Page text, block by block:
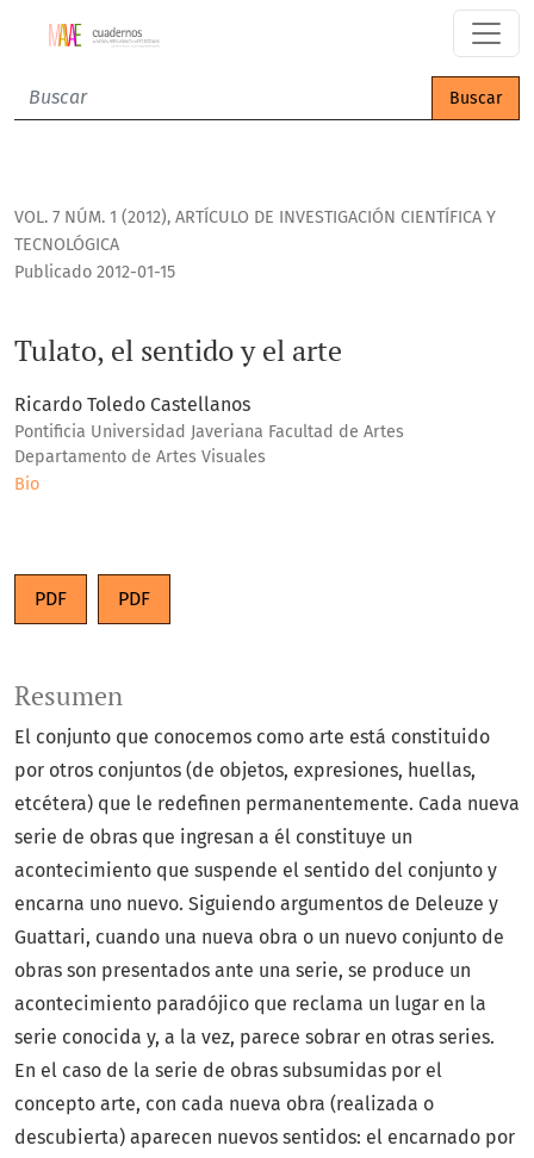
Buscar
VOL. 7 NÚM. 1 (2012), ARTÍCULO DE INVESTIGACIÓN CIENTÍFICA Y
TECNOLÓGICA
Tulato, el sentido y el arte
Publicado 2012-01-15
Ricardo Toledo Castellanos
Pontificia Universidad Javeriana Facultad de Artes
Departamento de Artes Visuales
Bio
PDF PDF
Resumen
El conjunto que conocemos como arte está constituido
por otros conjuntos (de objetos, expresiones, huellas,
etcétera) que le redefinen permanentemente. Cada nueva
serie de obras que ingresan a él constituye un
acontecimiento que suspende el sentido del conjunto y
encarna uno nuevo. Siguiendo argumentos de Deleuze y
Guattari, cuando una nueva obra o un nuevo conjunto de
obras son presentados ante una serie, se produce un
acontecimiento paradójico que reclama un lugar en la
serie conocida y, a la vez, parece sobrar en otras series.
En el caso de la serie de obras subsumidas por el
concepto arte, con cada nueva obra (realizada o
descubierta) aparecen nuevos sentidos: el encarnado por